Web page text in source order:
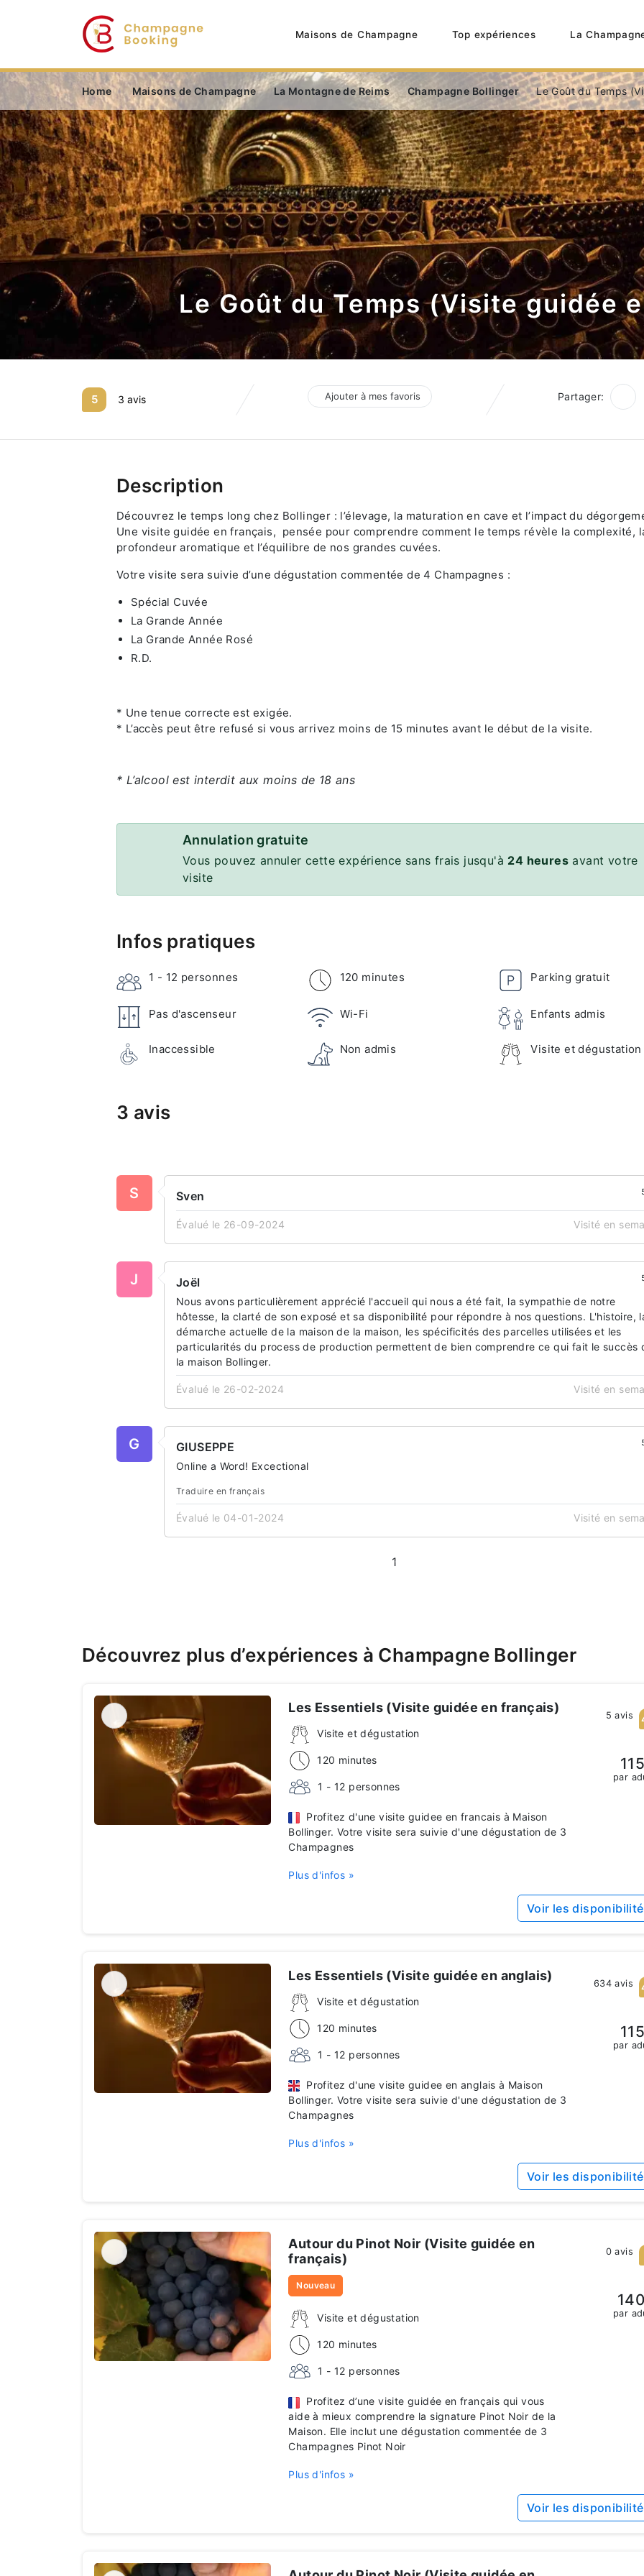
Maisons de Champagne Top expériences La
Home Maisons de Champagne La Montagne de Reims Champagne Bollinger Le Goût du Temps
Le Goût du Temps (Visite guidée
5 3 avis Ajouter à mes favoris Partager:
Description
Découvrez le temps long chez Bollinger : l’élevage, la maturation en cave et l’impact du
Une visite guidée en français, pensée pour comprendre comment le temps révèle la complexité,
profondeur aromatique et l’équilibre de nos grandes cuvées.
Votre visite sera suivie d’une dégustation commentée de 4 Champagnes :
Spécial Cuvée
La Grande Année
La Grande Année Rosé
R.D.
* Une tenue correcte est exigée.
* L’accès peut être refusé si vous arrivez moins de 15 minutes avant le début de la visite.
* L’alcool est interdit aux moins de 18 ans
Annulation gratuite
Vous pouvez annuler cette expérience sans frais jusqu'à 24 heuresavant votre
visite
Infos pratiques
1 - 12 personnes 120 minutes Parking gratuit
Pas d'ascenseur Wi-Fi Enfants admis
Inaccessible Non admis Visite et dégustation
3 avis
S Sven
Évalué le 26-09-2024 Visité en
J Joël
Nous avons particulièrement apprécié l'accueil qui nous a été fait, la sympathie de notre
hôtesse, la clarté de son exposé et sa disponibilité pour répondre à nos questions. L'histoire,
démarche actuelle de la maison de la maison, les spécificités des parcelles utilisées et les
particularités du process de production permettent de bien comprendre ce qui fait le succès
la maison Bollinger.
Évalué le 26-02-2024 Visité en
G GIUSEPPE
Online a Word! Excectional
Traduire en français
Évalué le 04-01-2024 Visité en
1
Découvrez plus d’expériences à Champagne Bollinger
Les Essentiels (Visite guidée en français)
Visite et dégustation
120 minutes
1 - 12 personnes
Profitez d'une visite guidee en francais à Maison
Bollinger. Votre visite sera suivie d'une dégustation de 3
Champagnes
Plus d'infos »
5 avis
par
Voir les
Les Essentiels (Visite guidée en anglais)
Visite et dégustation
120 minutes
1 - 12 personnes
Profitez d'une visite guidee en anglais à Maison
Bollinger. Votre visite sera suivie d'une dégustation de 3
Champagnes
Plus d'infos »
634 avis
par
Voir les
Autour du Pinot Noir (Visite guidée en
français)
Nouveau
Visite et dégustation
120 minutes
1 - 12 personnes
Profitez d’une visite guidée en français qui vous
aide à mieux comprendre la signature Pinot Noir de la
Maison. Elle inclut une dégustation commentée de 3
Champagnes Pinot Noir
Plus d'infos »
0 avis
par
Voir les